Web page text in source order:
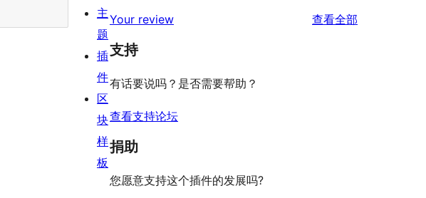
Your review 查看全部
支持
有话要说吗？是否需要帮助？
查看支持论坛
捐助
您愿意支持这个插件的发展吗?
主
题
插
件
区
块
样
板